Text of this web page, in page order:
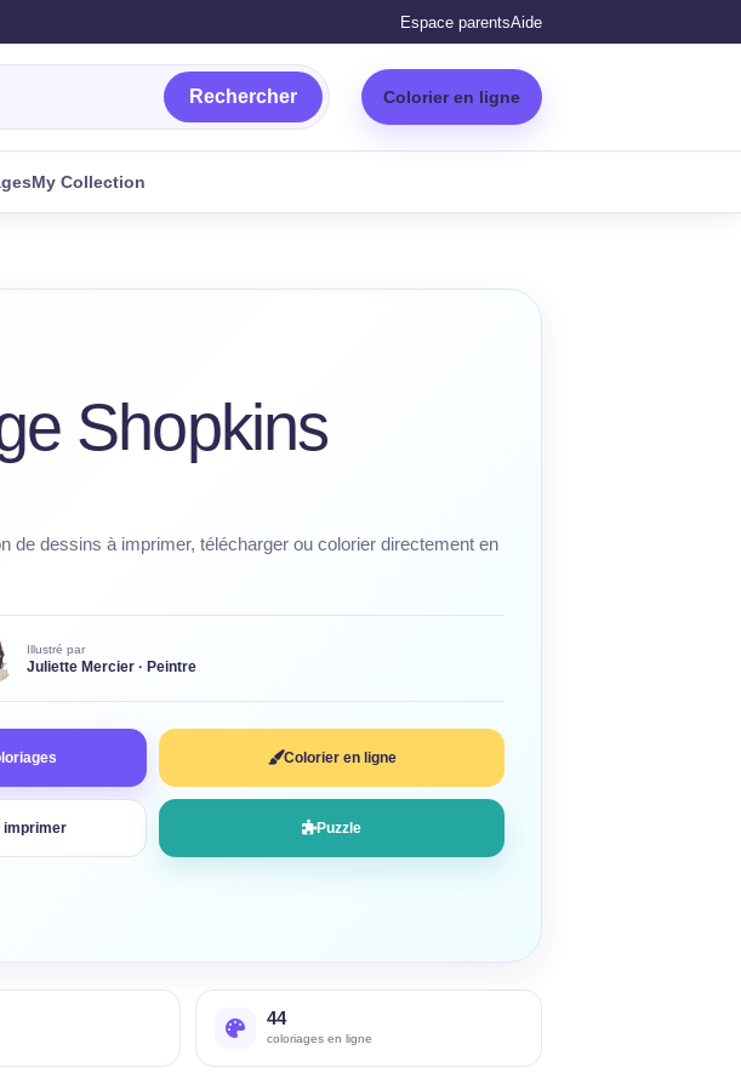
Espace parentsAide
Rechercher Colorier en ligne
My Collection
Shopkins
de dessins à imprimer, télécharger ou colorier directement en
Illustré par
Juliette Mercier · Peintre
Colorier en ligne
imprimer Puzzle
44
coloriages en ligne